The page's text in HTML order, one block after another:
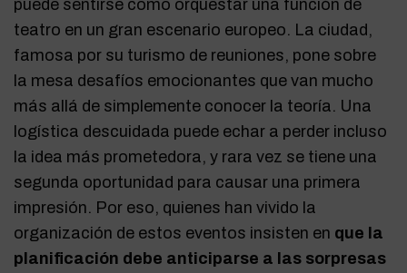
puede sentirse como orquestar una función de
teatro en un gran escenario europeo. La ciudad,
famosa por su turismo de reuniones, pone sobre
la mesa desafíos emocionantes que van mucho
más allá de simplemente conocer la teoría. Una
logística descuidada puede echar a perder incluso
la idea más prometedora, y rara vez se tiene una
segunda oportunidad para causar una primera
impresión. Por eso, quienes han vivido la
organización de estos eventos insisten en que la
planificación debe anticiparse a las sorpresas